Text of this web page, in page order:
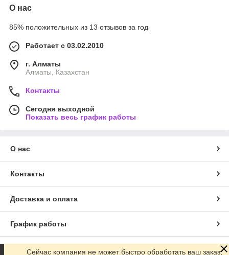
О нас
85% положительных из 13 отзывов за год
Работает с 03.02.2010
г. Алматы
Алматы, Казахстан
Контакты
Сегодня выходной
Показать весь график работы
О нас
Контакты
Доставка и оплата
График работы
Полная версия сайта
Сейчас компания не может быстро обработать ваш заказ,